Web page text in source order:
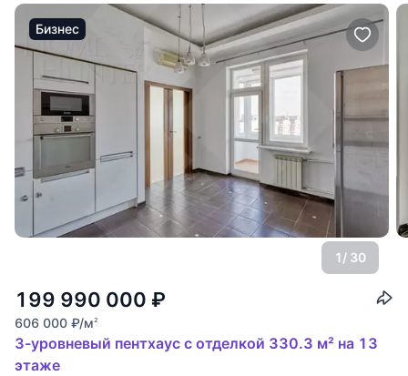
Бизнес
1/ 30
199 990 000 ₽
606 000 ₽/м2
3-уровневый пентхаус с отделкой 330.3 м² на 13
этаже